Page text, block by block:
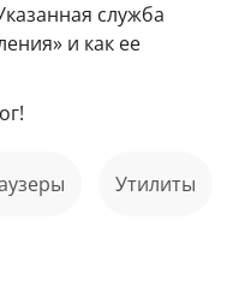
служба
и как ее
Утилиты